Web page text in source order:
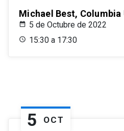
Michael Best,
5 de Octubre de 2022
15:30 a 17:30
5 OCT